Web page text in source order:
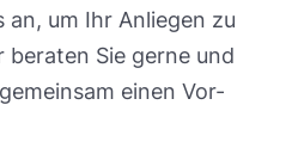
an, um Ihr Anliegen zu
beraten Sie gerne und
einen Vor-